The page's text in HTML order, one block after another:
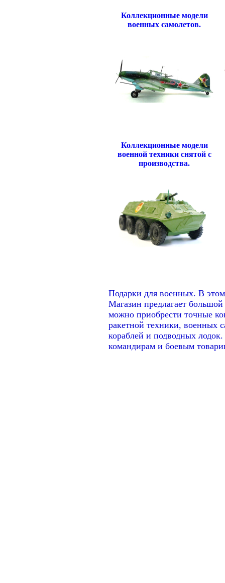
Коллекционные модели
военных самолетов.
Коллекционные модели
военной техники снятой с
производства.
Подарки для военных. В
Магазин предлагает
можно приобрести точные
ракетной техники, военных
кораблей и подводных
командирам и боевым